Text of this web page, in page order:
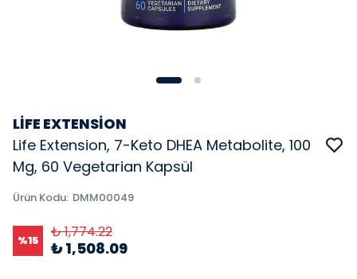
LİFE EXTENSİON
Life Extension, 7-Keto DHEA Metabolite, 100
Mg, 60 Vegetarian Kapsül
Ürün Kodu: DMM00049
%15 ₺ 1,774.22
₺ 1,508.09